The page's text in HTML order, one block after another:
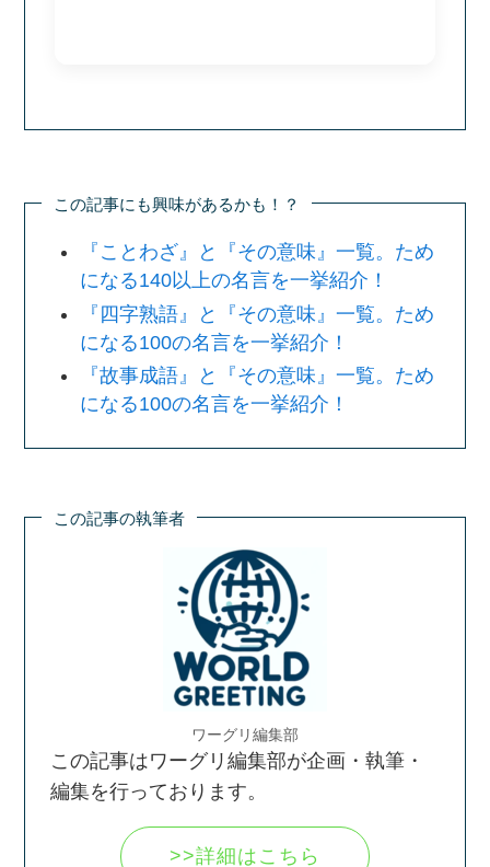
この記事にも興味があるかも！？
『ことわざ』と『その意味』一覧。ため
になる140以上の名言を一挙紹介！
『四字熟語』と『その意味』一覧。ため
になる100の名言を一挙紹介！
『故事成語』と『その意味』一覧。ため
になる100の名言を一挙紹介！
この記事の執筆者
ワーグリ編集部
この記事はワーグリ編集部が企画・執筆・
編集を行っております。
>>詳細はこちら